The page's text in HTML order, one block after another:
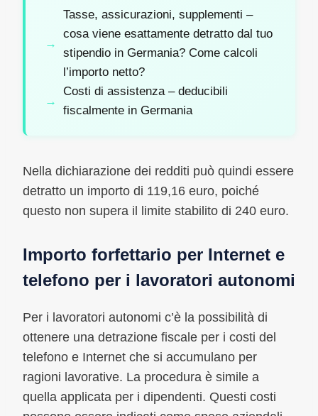
Tasse, assicurazioni, supplementi –
cosa viene esattamente detratto dal tuo
stipendio in Germania? Come calcoli
l’importo netto?
Costi di assistenza – deducibili
fiscalmente in Germania
Nella dichiarazione dei redditi può quindi essere
detratto un importo di 119,16 euro, poiché
questo non supera il limite stabilito di 240 euro.
Importo forfettario per Internet e
telefono per i lavoratori autonomi
Per i lavoratori autonomi c’è la possibilità di
ottenere una detrazione fiscale per i costi del
telefono e Internet che si accumulano per
ragioni lavorative. La procedura è simile a
quella applicata per i dipendenti. Questi costi